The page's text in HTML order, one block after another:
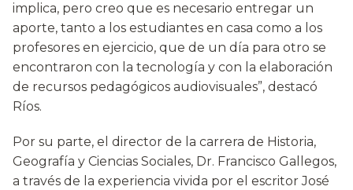
implica, pero creo que es necesario entregar un
aporte, tanto a los estudiantes en casa como a los
profesores en ejercicio, que de un día para otro se
encontraron con la tecnología y con la elaboración
de recursos pedagógicos audiovisuales”, destacó
Ríos.
Por su parte, el director de la carrera de Historia,
Geografía y Ciencias Sociales, Dr. Francisco Gallegos,
a través de la experiencia vivida por el escritor José